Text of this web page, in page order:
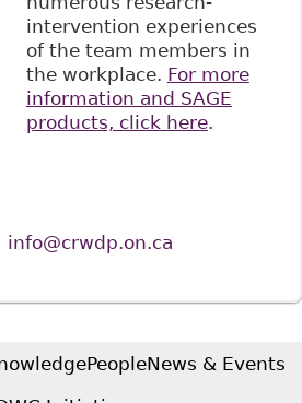
intervention experiences
of the team members in
the workplace. For more
information and SAGE
products, click here.
info@crwdp.on.ca
PeopleNews & Events